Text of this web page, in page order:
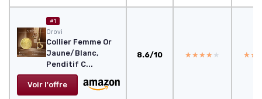
#1
Orovi
Collier Femme Or
Jaune/Blanc,
Penditif C...
Voir l'offre
8.6/10 ★★★★★
★★★★★